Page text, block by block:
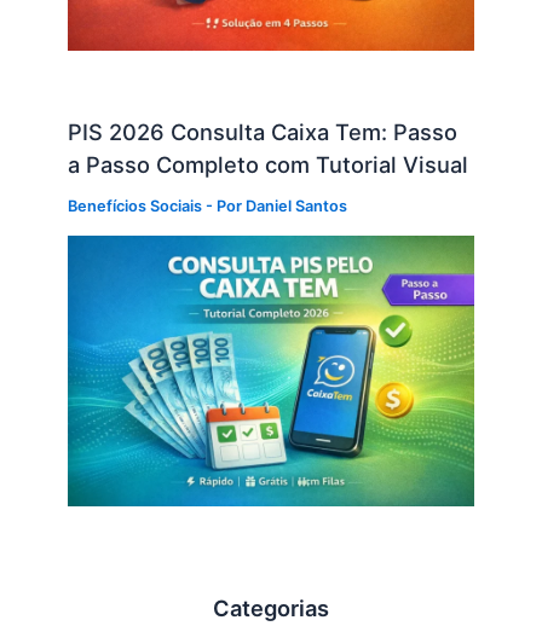
PIS 2026 Consulta Caixa Tem: Passo
a Passo Completo com Tutorial Visual
Benefícios Sociais - Por Daniel Santos
Categorias